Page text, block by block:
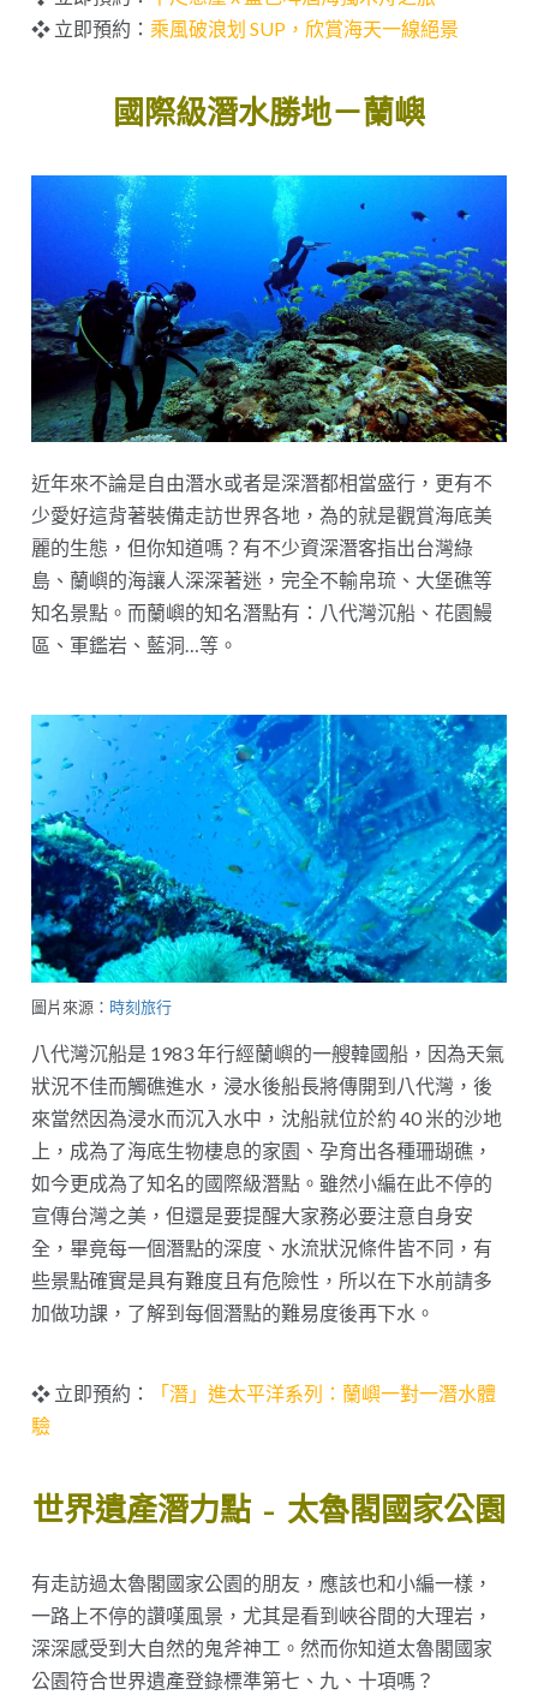
❖ 立即預約： 乘風破浪划 SUP，欣賞海天一線絕景
國際級潛水勝地－蘭嶼
近年來不論是自由潛水或者是深潛都相當盛行，更有不
少愛好這背著裝備走訪世界各地，為的就是觀賞海底美
麗的生態，但你知道嗎？有不少資深潛客指出台灣綠
島、蘭嶼的海讓人深深著迷，完全不輸帛琉、大堡礁等
知名景點。而蘭嶼的知名潛點有：八代灣沉船、花園鰻
區、軍鑑岩、藍洞…等。
圖片來源： 時刻旅行
八代灣沉船是 1983 年行經蘭嶼的一艘韓國船，因為天氣
狀況不佳而觸礁進水，浸水後船長將傳開到八代灣，後
來當然因為浸水而沉入水中，沈船就位於約 40 米的沙地
上，成為了海底生物棲息的家園、孕育出各種珊瑚礁，
如今更成為了知名的國際級潛點。雖然小編在此不停的
宣傳台灣之美，但還是要提醒大家務必要注意自身安
全，畢竟每一個潛點的深度、水流狀況條件皆不同，有
些景點確實是具有難度且有危險性，所以在下水前請多
加做功課，了解到每個潛點的難易度後再下水。
❖ 立即預約：
「潛」進太平洋系列：蘭嶼一對一潛水體
驗
世界遺產潛力點 – 太魯閣國家公園
有走訪過太魯閣國家公園的朋友，應該也和小編一樣，
一路上不停的讚嘆風景，尤其是看到峽谷間的大理岩，
深深感受到大自然的鬼斧神工。然而你知道太魯閣國家
公園符合世界遺產登錄標準第七、九、十項嗎？